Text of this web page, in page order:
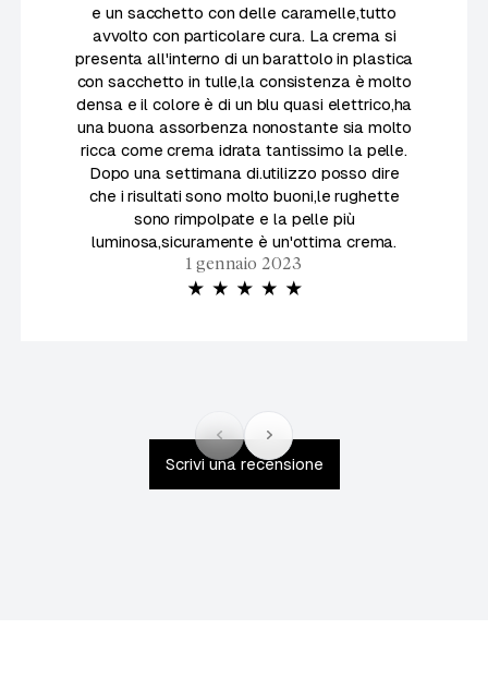
e un sacchetto con delle caramelle,tutto
avvolto con particolare cura. La crema si
presenta all'interno di un barattolo in plastica
con sacchetto in tulle,la consistenza è molto
densa e il colore è di un blu quasi elettrico,ha
una buona assorbenza nonostante sia molto
ricca come crema idrata tantissimo la pelle.
Dopo una settimana di.utilizzo posso dire
che i risultati sono molto buoni,le rughette
sono rimpolpate e la pelle più
luminosa,sicuramente è un'ottima crema.
1 gennaio 2023
Scrivi una recensione